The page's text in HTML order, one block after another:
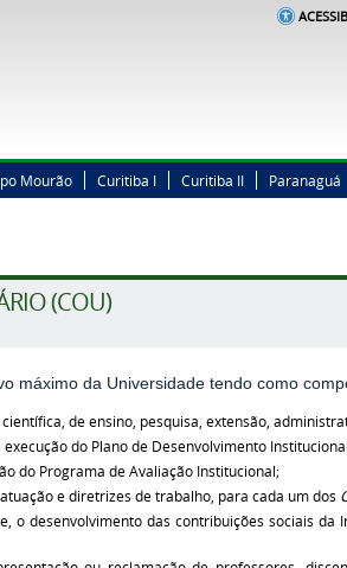
Mourão Curitiba I Curitiba II Paranaguá
(COU)
máximo da Universidade tendo como
de ensino, pesquisa, extensão,
do Plano de Desenvolvimento
do Programa de Avaliação Institucional;
e diretrizes de trabalho, para cada um dos
o desenvolvimento das contribuições sociais da